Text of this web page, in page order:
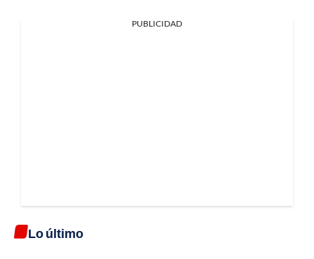
PUBLICIDAD
Lo último